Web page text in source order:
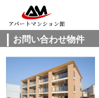
お問い合わせ物件